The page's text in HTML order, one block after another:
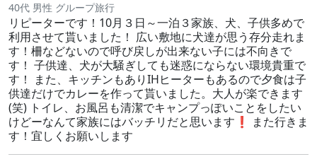
40代 男性 グループ旅行
リピーターです！10月３日～一泊３家族、犬、子供多めで
利用させて貰いました！ 広い敷地に犬達が思う存分走れま
す！柵などないので呼び戻しが出来ない子には不向きで
す！ 子供達、犬が大騒ぎしても迷惑にならない環境貴重で
す！ また、キッチンもありIHヒーターもあるので夕食は子
供達だけでカレーを作って貰いました。大人が楽できます
(笑) トイレ、お風呂も清潔でキャンプっぽいことをしたい
けどーなんて家族にはバッチリだと思います❗ また行きま
す！宜しくお願いします